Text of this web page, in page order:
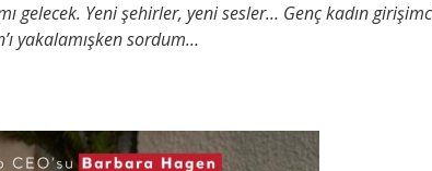
gelecek. Yeni şehirler, yeni sesler… Genç kadın
yakalamışken sordum…